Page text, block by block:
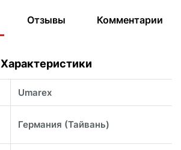
Отзывы Комментарии
Характеристики
Umarex
Германия (Тайвань)